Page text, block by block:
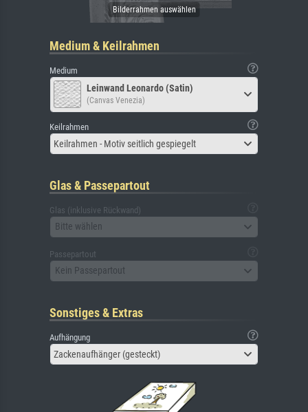
Medium & Keilrahmen
Medium
Leinwand Leonardo (Satin)
(Canvas Venezia)
Keilrahmen
Keilrahmen - Motiv seitlich gespiegelt
Glas & Passepartout
Glas (inklusive Rückwand)
Bitte wählen
Passepartout
Kein Passepartout
Sonstiges & Extras
Aufhängung
Zackenaufhänger (gesteckt)